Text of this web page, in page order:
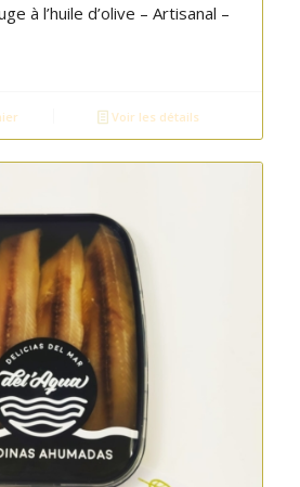
à l’huile d’olive – Artisanal –
Voir les détails